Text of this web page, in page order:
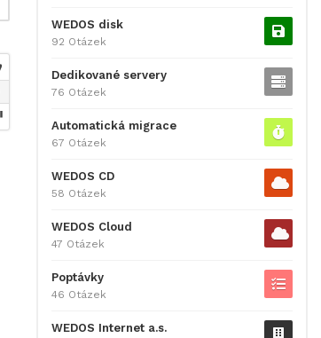
WEDOS disk
92 Otázek
Dedikované servery
76 Otázek
Automatická migrace
67 Otázek
WEDOS CD
58 Otázek
WEDOS Cloud
47 Otázek
Poptávky
46 Otázek
WEDOS Internet a.s.